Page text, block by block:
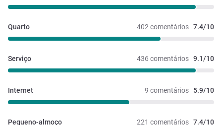
402 comentários 7.4/10
Quarto
436 comentários 9.1/10
Serviço
9 comentários 5.9/10
Internet
221 comentários 7.4/10
Pequeno-almoço